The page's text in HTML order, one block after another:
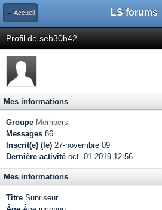
← Accueil LS forums
Profil de seb30h42
Mes informations
Groupe Members
Messages 86
Inscrit(e) (le) 27-novembre 09
Dernière activité oct. 01 2019 12:56
Mes informations
Titre Sunriseur